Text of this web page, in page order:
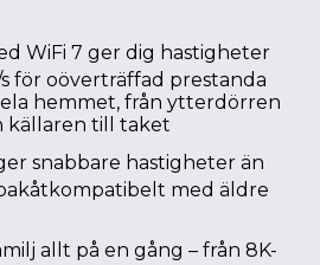
WiFi 7 ger dig hastigheter
för oöverträffad prestanda
hemmet, från ytterdörren
källaren till taket
snabbare hastigheter än
med äldre
allt på en gång – från 8K-